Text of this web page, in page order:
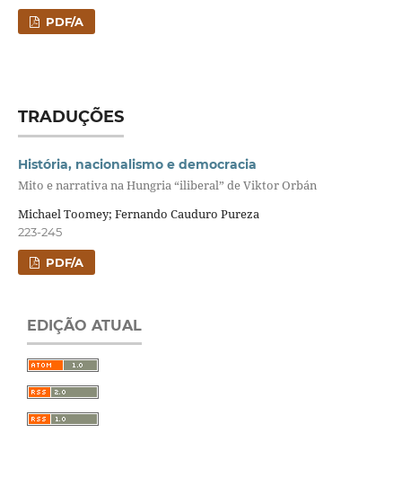
PDF/A
TRADUÇÕES
História, nacionalismo e democracia
Mito e narrativa na Hungria “iliberal” de Viktor Orbán
Michael Toomey; Fernando Cauduro Pureza
223-245
PDF/A
EDIÇÃO ATUAL